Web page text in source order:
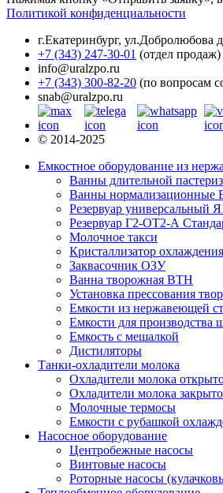
Политикой конфиденциальности
г.Екатеринбург, ул.Добролюбова
+7 (343) 247-30-01 (отдел продаж)
info@uralzpo.ru
+7 (343) 300-82-20 (по вопросам
snab@uralzpo.ru
© 2014-2025
Емкостное оборудование из
Ванны длительной
Ванны нормализационные
Резервуар универсальный
Резервуар Г2-ОТ2-А
Молочное такси
Кристаллизатор
Заквасочник ОЗУ
Ванна творожная ВТН
Установка прессования
Емкости из нержавеющей
Емкости для производства
Емкость с мешалкой
Дистиляторы
Танки-охладители молока
Охладители молока
Охладители молока
Молочные термосы
Емкости с рубашкой
Насосное оборудование
Центробежные насосы
Винтовые насосы
Роторные насосы